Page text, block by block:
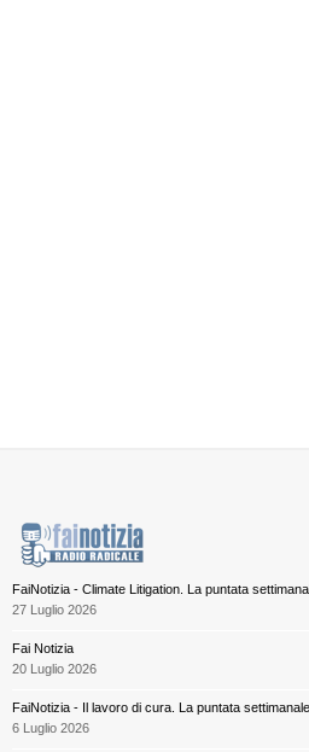
FaiNotizia - Climate Litigation. La puntata
27 Luglio 2026
Fai Notizia
20 Luglio 2026
FaiNotizia - Il lavoro di cura. La puntata settimanale
6 Luglio 2026